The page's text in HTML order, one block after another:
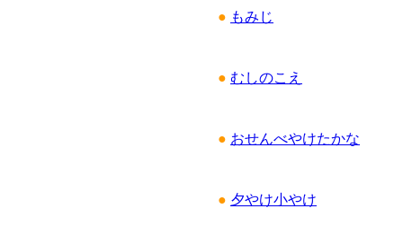
● もみじ
● むしのこえ
● おせんべやけたかな
● 夕やけ小やけ